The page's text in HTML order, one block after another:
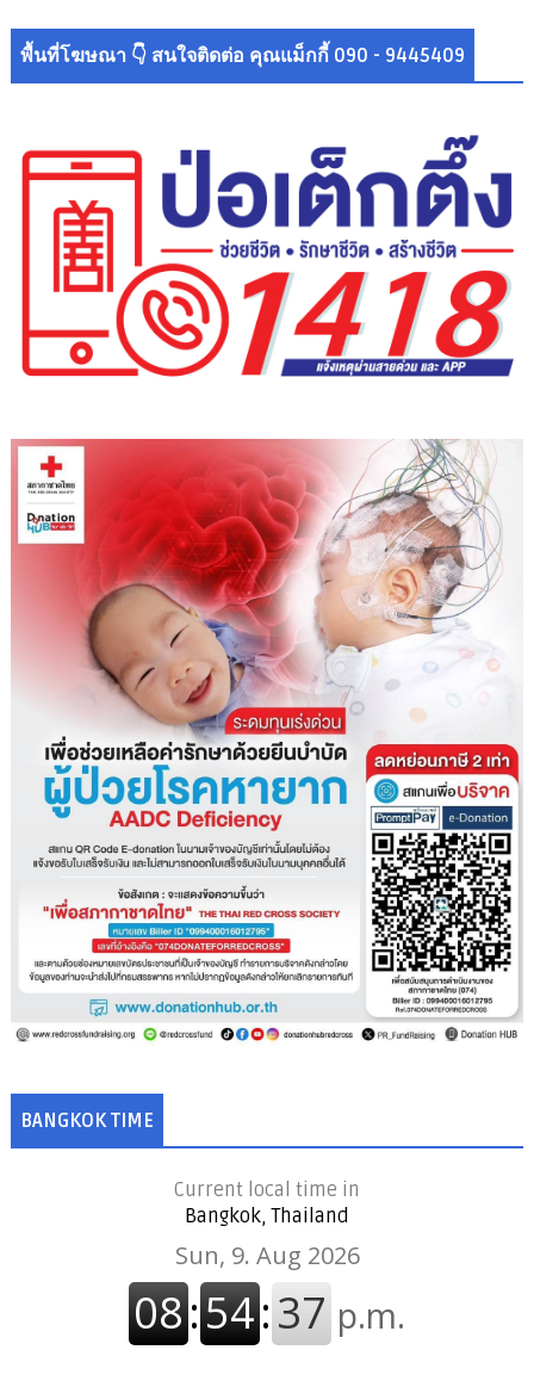
พื้นที่โฆษณา 👇 สนใจติดต่อ คุณแม็กกี้ 090 - 9445409
BANGKOK TIME
Current local time in
Bangkok, Thailand